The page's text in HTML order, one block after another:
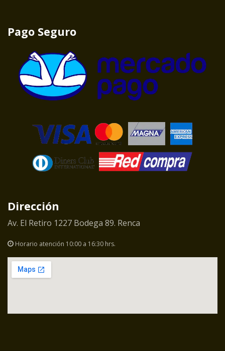
Pago Seguro
Dirección
Av. El Retiro 1227 Bodega 89. Renca
Horario atención 10:00 a 16:30 hrs.